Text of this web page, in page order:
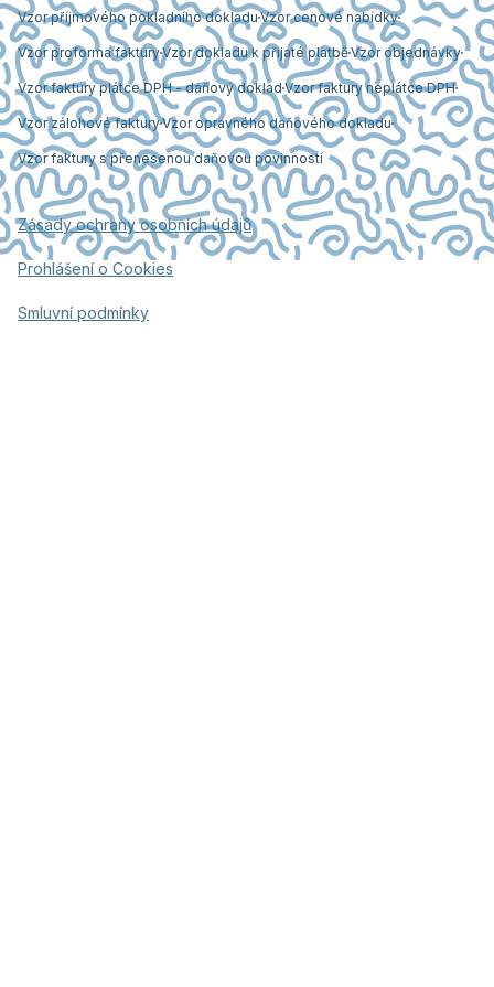
Vzor příjmového pokladního dokladu Vzor cenové nabídky
Vzor proforma fakturyVzor dokladu k přijaté platběVzor objednávky
Vzor faktury plátce DPH - daňový doklad Vzor faktury neplátce DPH
Vzor zálohové fakturyVzor opravného daňového dokladu
Vzor faktury s přenesenou daňovou povinností
Zásady ochrany osobních údajů
Prohlášení o Cookies
Smluvní podmínky